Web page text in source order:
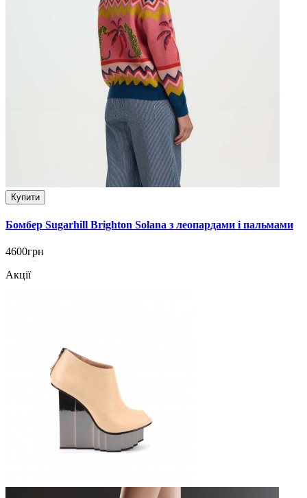
Купити
Бомбер Sugarhill Brighton Solana з леопардами і пальмами
4600грн
Акції